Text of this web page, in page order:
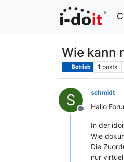
Wie kann
Betrieb 1 posts
S
Offline
schmidt
Hallo
In der
Wie
Die
nur